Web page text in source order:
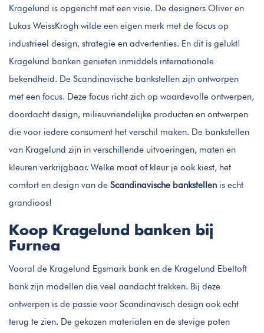
Kragelund is opgericht met een visie. De designers Oliver en
Lukas WeissKrogh wilde een eigen merk met de focus op
industrieel design, strategie en advertenties. En dit is gelukt!
Kragelund banken genieten inmiddels internationale
bekendheid. De Scandinavische bankstellen zijn ontworpen
met een focus. Deze focus richt zich op waardevolle ontwerpen,
doordacht design, milieuvriendelijke producten en ontwerpen
die voor iedere consument het verschil maken. De bankstellen
van Kragelund zijn in verschillende uitvoeringen, maten en
kleuren verkrijgbaar. Welke maat of kleur je ook kiest, het
comfort en design van de Scandinavische bankstellen is echt
grandioos!
Koop Kragelund banken bij
Furnea
Vooral de Kragelund Egsmark bank en de Kragelund Ebeltoft
bank zijn modellen die veel aandacht trekken. Bij deze
ontwerpen is de passie voor Scandinavisch design ook echt
terug te zien. De gekozen materialen en de stevige poten